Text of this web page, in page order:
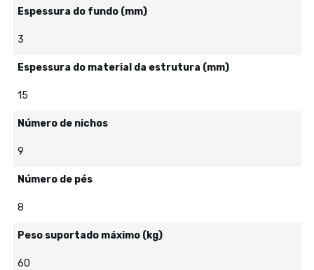
Espessura do fundo (mm)
3
Espessura do material da estrutura (mm)
15
Número de nichos
9
Número de pés
8
Peso suportado máximo (kg)
60